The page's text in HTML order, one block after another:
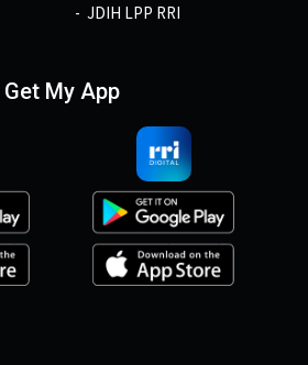
JDIH LPP RRI
Get My App